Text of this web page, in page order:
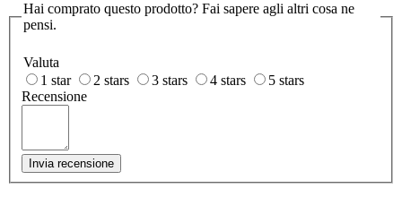
Hai comprato questo prodotto? Fai sapere agli altri cosa ne
pensi.
Valuta
1 star
2 stars 3 stars 4 stars
5 stars
Recensione
Invia recensione